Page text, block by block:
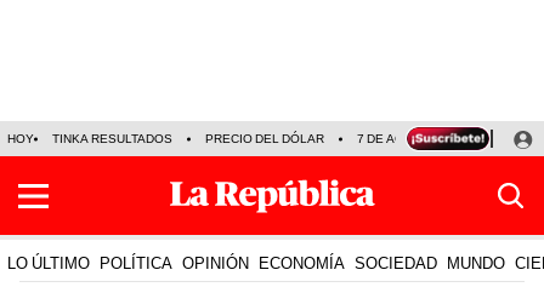
HOY TINKA RESULTADOS PRECIO DEL DÓLAR 7 DE AGOSTO OLLANTA
LO ÚLTIMO POLÍTICA OPINIÓN ECONOMÍA SOCIEDAD MUNDO